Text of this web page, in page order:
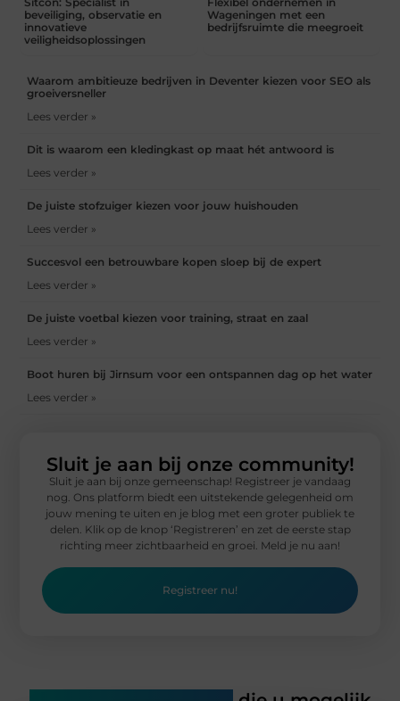
beveiliging, observatie en
innovatieve
veiligheidsoplossingen
Wageningen met een
bedrijfsruimte die meegroeit
Waarom ambitieuze bedrijven in Deventer kiezen voor SEO als
groeiversneller
Lees verder »
Dit is waarom een kledingkast op maat hét antwoord is
Lees verder »
De juiste stofzuiger kiezen voor jouw huishouden
Lees verder »
Succesvol een betrouwbare kopen sloep bij de expert
Lees verder »
De juiste voetbal kiezen voor training, straat en zaal
Lees verder »
Boot huren bij Jirnsum voor een ontspannen dag op het water
Lees verder »
Sluit je aan bij onze community!
Sluit je aan bij onze gemeenschap! Registreer je vandaag
nog. Ons platform biedt een uitstekende gelegenheid om
jouw mening te uiten en je blog met een groter publiek te
delen. Klik op de knop ‘Registreren’ en zet de eerste stap
richting meer zichtbaarheid en groei. Meld je nu aan!
Registreer nu!